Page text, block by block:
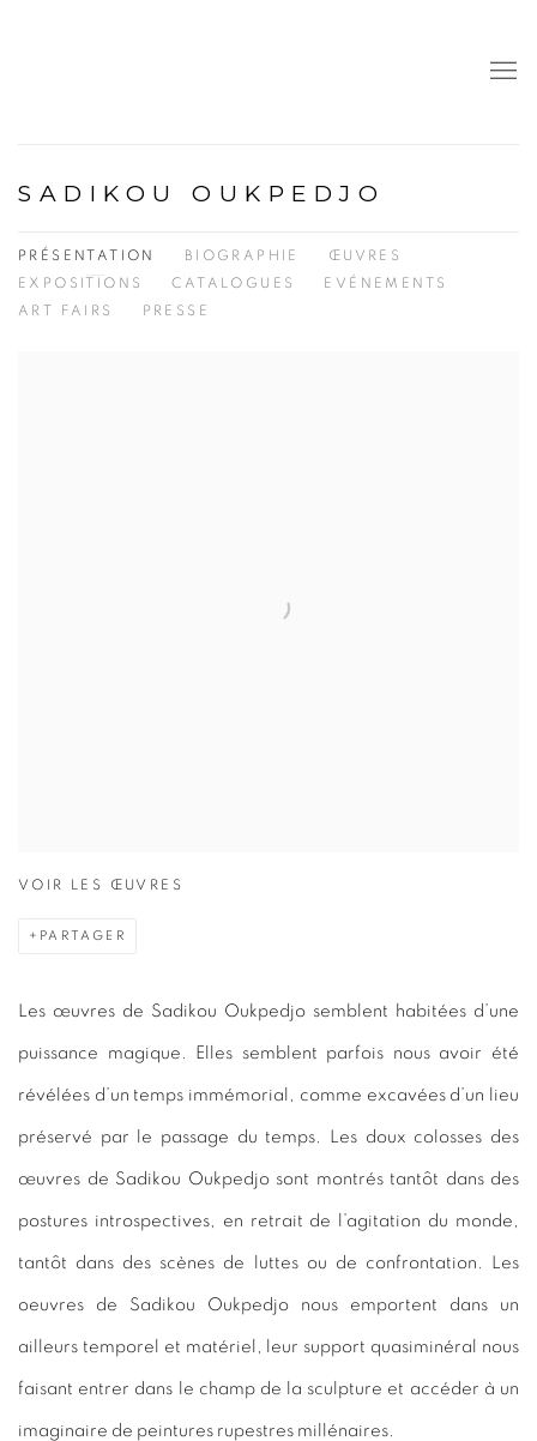
SADIKOU OUKPEDJO
PRÉSENTATION BIOGRAPHIE
ŒUVRES
EXPOSITIONS
CATALOGUES
EVÉNEMENTS
ART FAIRS
PRESSE
VOIR LES ŒUVRES
PARTAGER
Les œuvres de Sadikou Oukpedjo semblent habitées d’une
puissance magique. Elles semblent parfois nous avoir été
révélées d’un temps immémorial, comme excavées d’un lieu
préservé par le passage du temps. Les doux colosses des
œuvres de Sadikou Oukpedjo sont montrés tantôt dans des
postures introspectives, en retrait de l’agitation du monde,
tantôt dans des scènes de luttes ou de confrontation. Les
oeuvres de Sadikou Oukpedjo nous emportent dans un
ailleurs temporel et matériel, leur support quasiminéral nous
faisant entrer dans le champ de la sculpture et accéder à un
imaginaire de peintures rupestres millénaires.